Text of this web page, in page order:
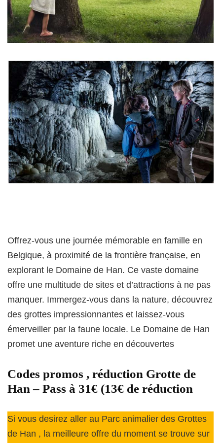
Offrez-vous une journée mémorable en famille en
Belgique, à proximité de la frontière française, en
explorant le Domaine de Han. Ce vaste domaine
offre une multitude de sites et d’attractions à ne pas
manquer. Immergez-vous dans la nature, découvrez
des grottes impressionnantes et laissez-vous
émerveiller par la faune locale. Le Domaine de Han
promet une aventure riche en découvertes
Codes promos , réduction Grotte de
Han – Pass à 31€ (13€ de réduction
Si vous desirez aller au Parc animalier des Grottes
de Han , la meilleure offre du moment se trouve sur